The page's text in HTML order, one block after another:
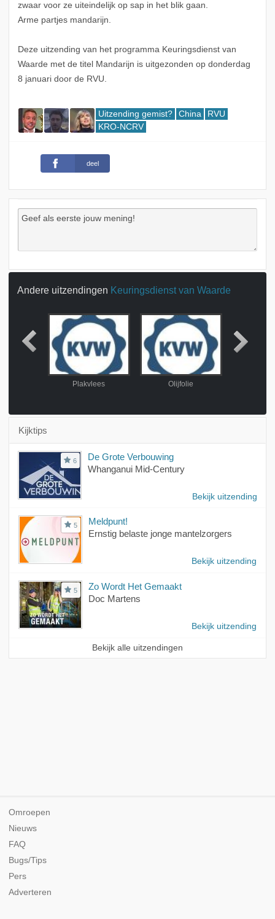
zwaar voor ze uiteindelijk op sap in het blik gaan.
Arme partjes mandarijn.
Deze uitzending van het programma Keuringsdienst van
Waarde met de titel Mandarijn is uitgezonden op donderdag
8 januari door de RVU.
Uitzending gemist? China
RVU
KRO-NCRV
deel
Andere uitzendingen Keuringsdienst van Waarde
Plakvlees Olijfolie
Kijktips
6
De Grote Verbouwing
Whanganui Mid-Century
Bekijk uitzending
5
Meldpunt!
Ernstig belaste jonge mantelzorgers
Bekijk uitzending
5
Zo Wordt Het Gemaakt
Doc Martens
Bekijk uitzending
Bekijk alle uitzendingen
Omroepen
Nieuws
FAQ
Bugs/Tips
Pers
Adverteren